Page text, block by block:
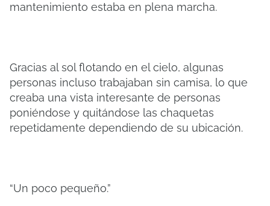
mantenimiento estaba en plena marcha.
Gracias al sol flotando en el cielo, algunas
personas incluso trabajaban sin camisa, lo que
creaba una vista interesante de personas
poniéndose y quitándose las chaquetas
repetidamente dependiendo de su ubicación.
“Un poco pequeño.”